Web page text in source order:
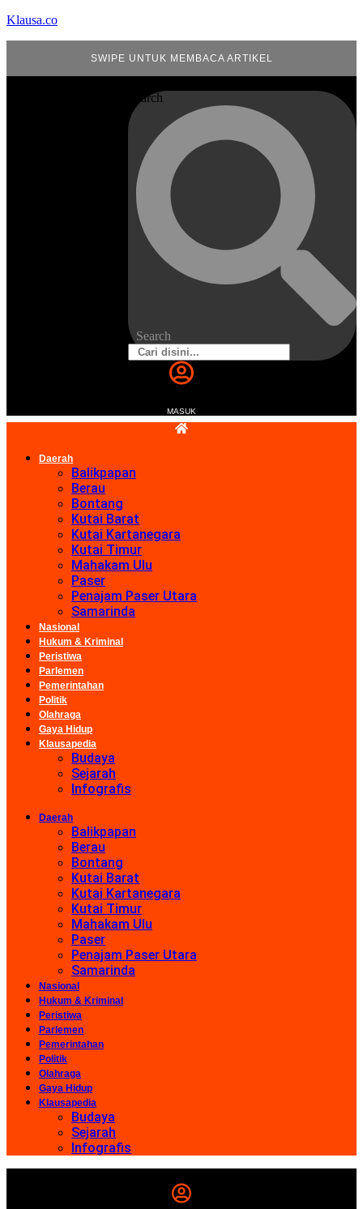
Klausa.co
SWIPE UNTUK MEMBACA ARTIKEL
Search
Search
MASUK
Daerah
Balikpapan
Berau
Bontang
Kutai Barat
Kutai Kartanegara
Kutai Timur
Mahakam Ulu
Paser
Penajam Paser Utara
Samarinda
Nasional
Hukum & Kriminal
Peristiwa
Parlemen
Pemerintahan
Politik
Olahraga
Gaya Hidup
Klausapedia
Budaya
Sejarah
Infografis
Daerah
Balikpapan
Berau
Bontang
Kutai Barat
Kutai Kartanegara
Kutai Timur
Mahakam Ulu
Paser
Penajam Paser Utara
Samarinda
Nasional
Hukum & Kriminal
Peristiwa
Parlemen
Pemerintahan
Politik
Olahraga
Gaya Hidup
Klausapedia
Budaya
Sejarah
Infografis